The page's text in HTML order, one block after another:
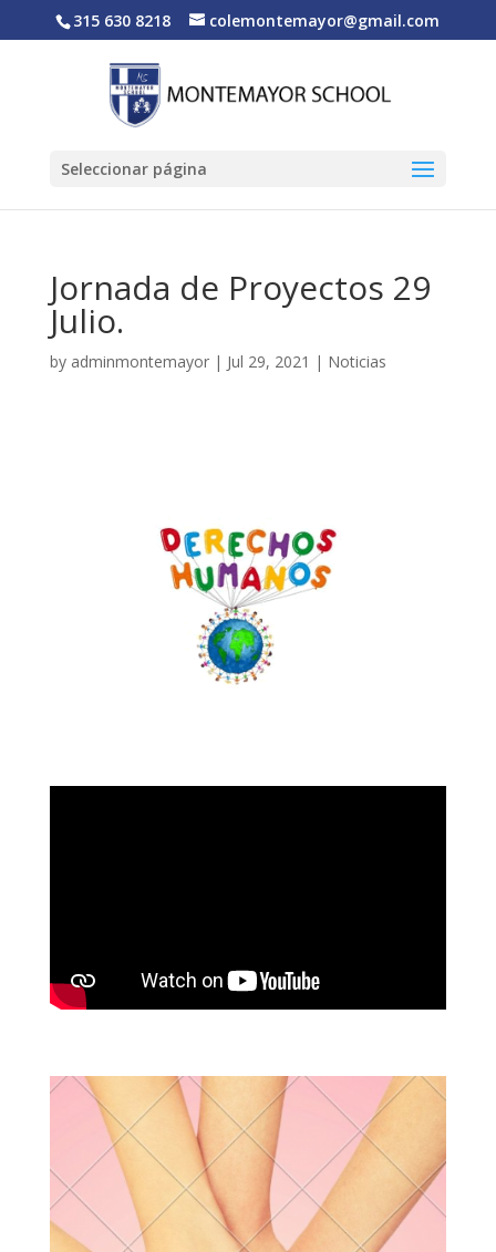
315 630 8218 colemontemayor@gmail.com
Seleccionar página
Jornada de Proyectos 29
Julio.
by adminmontemayor| Jul 29, 2021 | Noticias